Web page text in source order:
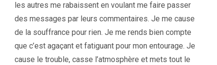
les autres me rabaissent en voulant me faire passer
des messages par leurs commentaires. Je me cause
de la souffrance pour rien. Je me rends bien compte
que c’est agaçant et fatiguant pour mon entourage. Je
cause le trouble, casse l’atmosphère et mets tout le